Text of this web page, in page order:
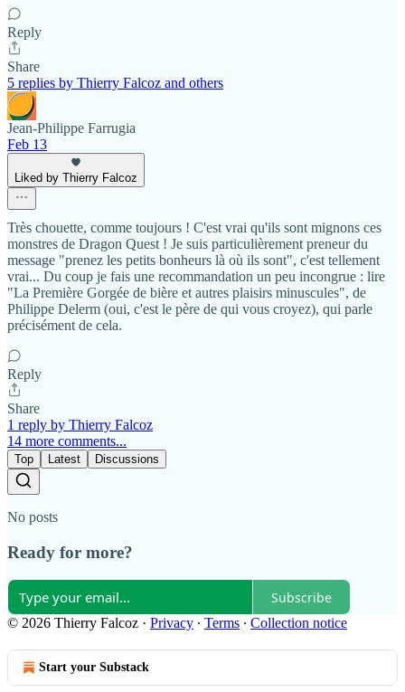
Reply
Share
5 replies by Thierry Falcoz and others
Jean-Philippe Farrugia
Feb 13
Liked by Thierry Falcoz
Très chouette, comme toujours ! C'est vrai qu'ils sont mignons ces
monstres de Dragon Quest ! Je suis particulièrement preneur du
message "prenez les petits bonheurs là où ils sont", c'est tellement
vrai... Du coup je fais une recommandation un peu incongrue : lire
"La Première Gorgée de bière et autres plaisirs minuscules", de
Philippe Delerm (oui, c'est le père de qui vous croyez), qui parle
précisément de cela.
Reply
Share
1 reply by Thierry Falcoz
14 more comments...
Top Latest Discussions
No posts
Ready for more?
Subscribe
© 2026 Thierry Falcoz · Privacy ∙ Terms ∙ Collection notice
Start your Substack